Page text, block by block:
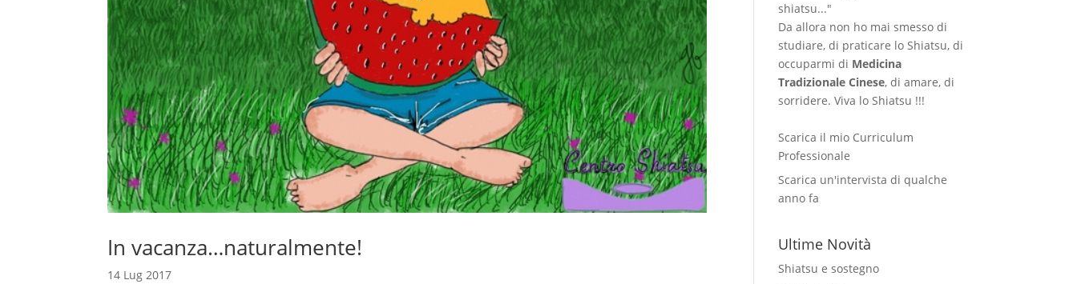
In vacanza…naturalmente!
14 Lug 2017
shiatsu..."
Da allora non ho mai smesso di
studiare, di praticare lo Shiatsu, di
occuparmi di Medicina
Tradizionale Cinese, di amare, di
sorridere. Viva lo Shiatsu !!!
Scarica il mio Curriculum
Professionale
Scarica un'intervista di qualche
anno fa
Ultime Novità
Shiatsu e sostegno